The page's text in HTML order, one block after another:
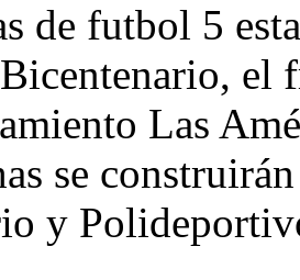
de futbol 5
el
Las
se
y